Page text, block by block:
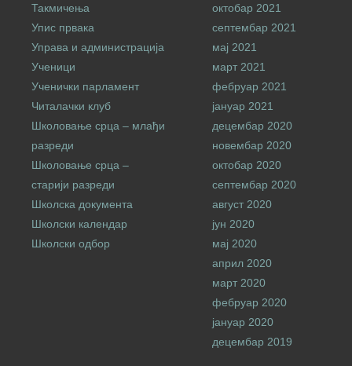
Такмичења
Упис првака
Управа и администрација
Ученици
Ученички парламент
Читалачки клуб
Школовање срца – млађи
разреди
Школовање срца –
старији разреди
Школска документа
Школски календар
Школски одбор
октобар 2021
септембар 2021
мај 2021
март 2021
фебруар 2021
јануар 2021
децембар 2020
новембар 2020
октобар 2020
септембар 2020
август 2020
јун 2020
мај 2020
април 2020
март 2020
фебруар 2020
јануар 2020
децембар 2019